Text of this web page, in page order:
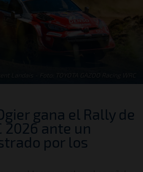
gana el Rally de
2026 ante un
por los